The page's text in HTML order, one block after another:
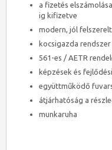
a fizetés
ig kifizetve
modern, jól
kocsigazda rendszer
561-es / AETR
képzések és
együttműködő
átjárhatóság a
munkaruha